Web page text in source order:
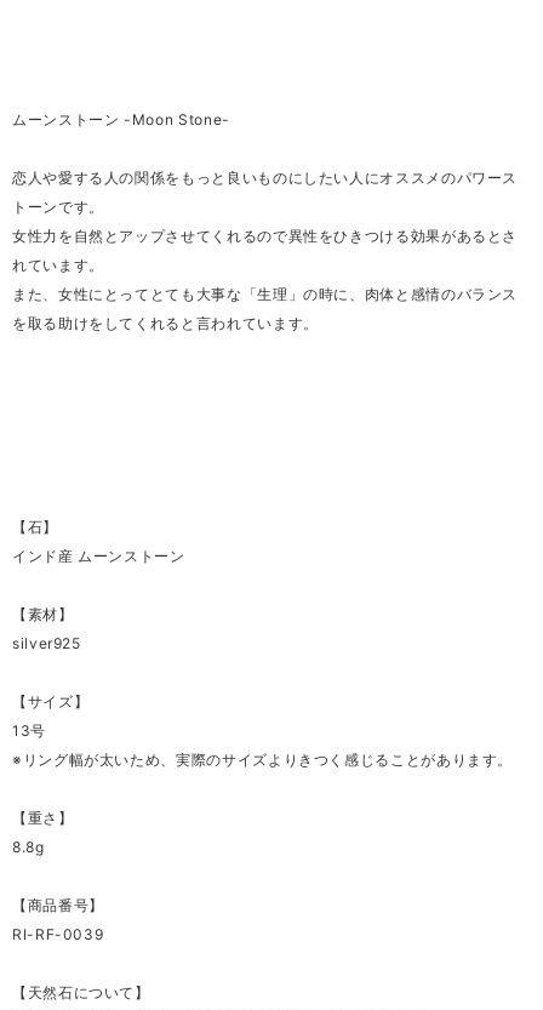
ムーンストーン -Moon Stone-
恋人や愛する人の関係をもっと良いものにしたい人にオススメのパワース
トーンです。
女性力を自然とアップさせてくれるので異性をひきつける効果があるとさ
れています。
また、女性にとってとても大事な「生理」の時に、肉体と感情のバランス
を取る助けをしてくれると言われています。
【石】
インド産 ムーンストーン
【素材】
silver925
【サイズ】
13号
※リング幅が太いため、実際のサイズよりきつく感じることがあります。
【重さ】
8.8g
【商品番号】
RI-RF-0039
【天然石について】